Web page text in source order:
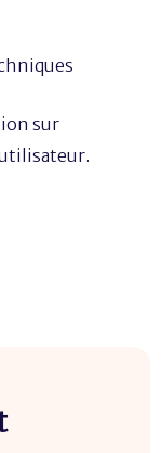
sur
utilisateur.